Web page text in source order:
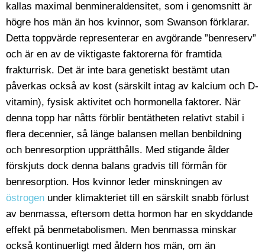
kallas maximal benmineraldensitet, som i genomsnitt är
högre hos män än hos kvinnor, som Swanson förklarar.
Detta toppvärde representerar en avgörande ”benreserv”
och är en av de viktigaste faktorerna för framtida
frakturrisk. Det är inte bara genetiskt bestämt utan
påverkas också av kost (särskilt intag av kalcium och D-
vitamin), fysisk aktivitet och hormonella faktorer. När
denna topp har nåtts förblir bentätheten relativt stabil i
flera decennier, så länge balansen mellan benbildning
och benresorption upprätthålls. Med stigande ålder
förskjuts dock denna balans gradvis till förmån för
benresorption. Hos kvinnor leder minskningen av
östrogen under klimakteriet till en särskilt snabb förlust
av benmassa, eftersom detta hormon har en skyddande
effekt på benmetabolismen. Men benmassa minskar
också kontinuerligt med åldern hos män, om än